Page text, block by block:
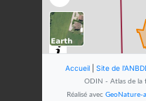
Corvus
Accueil Site de
ODIN - Atlas de la
Réalisé avec GeoNature-